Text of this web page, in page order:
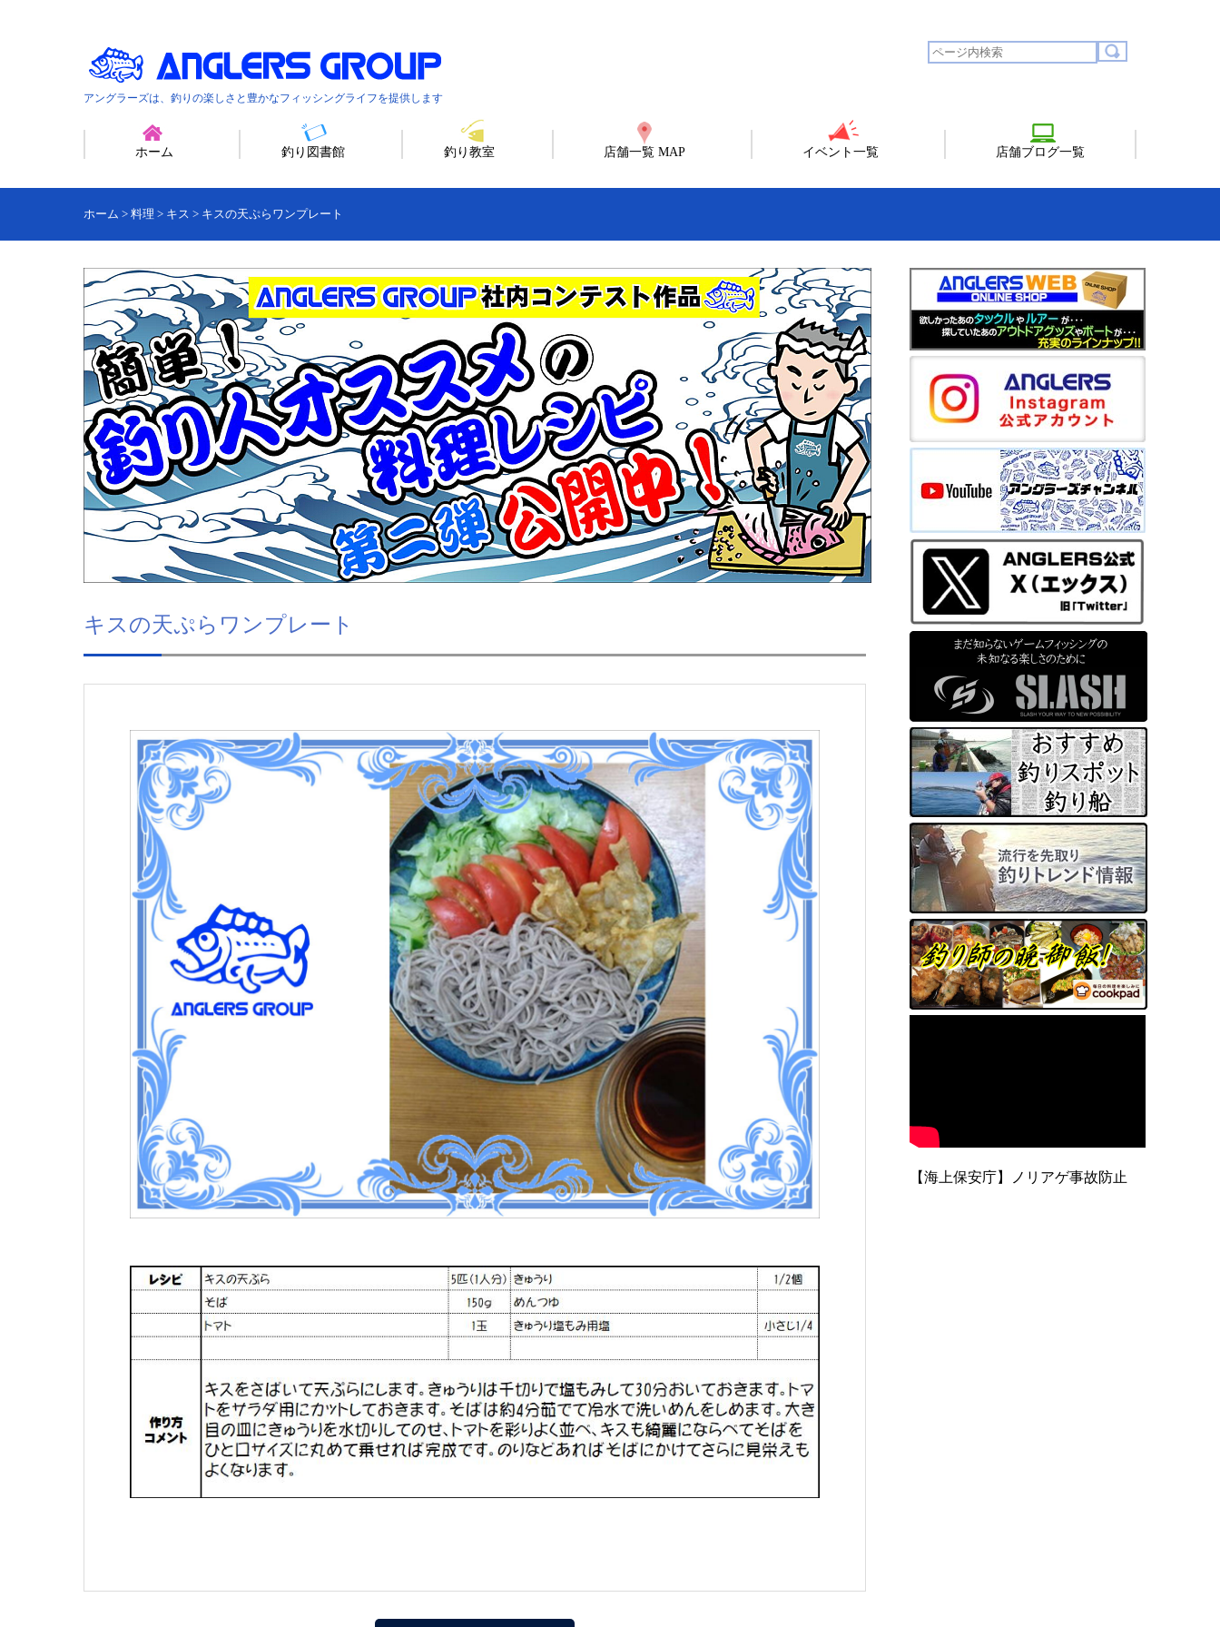
アングラーズは、釣りの楽しさと豊かなフィッシングライフを提供します
ホーム 釣り図書館 釣り教室 店舗一覧 MAP イベント一覧 店舗ブログ一覧
ホーム > 料理 > キス > キスの天ぷらワンプレート
キスの天ぷらワンプレート
【海上保安庁】ノリアゲ事故防止